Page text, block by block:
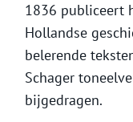
1836 publiceert
Hollandse
belerende
Schager
bijgedragen.